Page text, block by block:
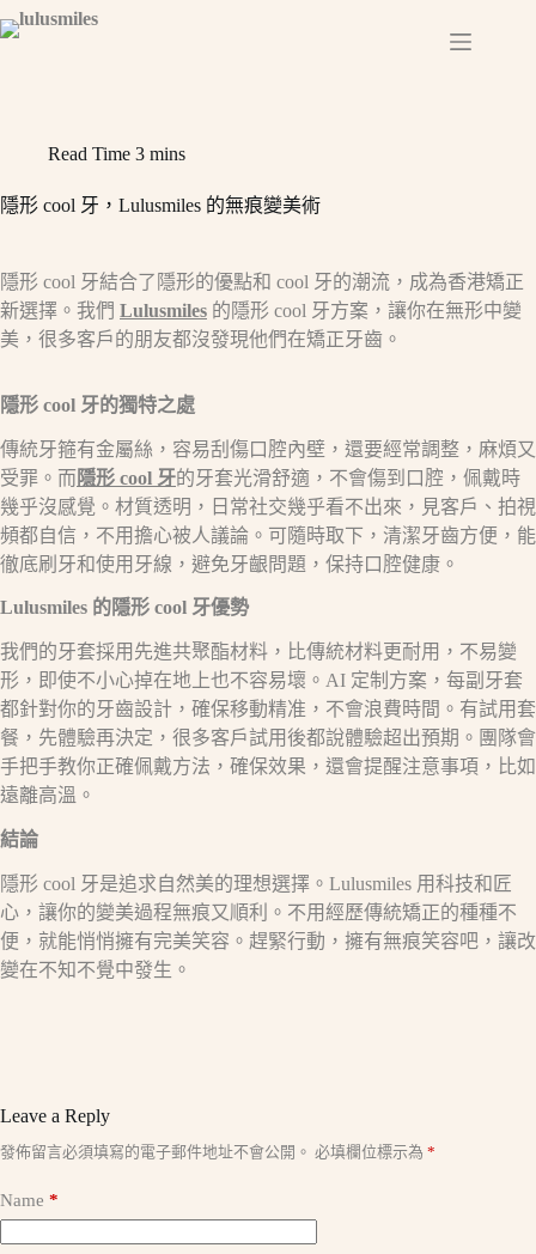
Skip
to
Read Time 3 mins
隱形 cool 牙，Lulusmiles 的無痕變美術​
隱形 cool 牙結合了隱形的優點和 cool 牙的潮流，成為香港矯正
新選擇。我們 Lulusmiles 的隱形 cool 牙方案，讓你在無形中變
美，很多客戶的朋友都沒發現他們在矯正牙齒。​
隱形 cool 牙的獨特之處​
傳統牙箍有金屬絲，容易刮傷口腔內壁，還要經常調整，麻煩又
受罪。而 隱形 cool 牙的牙套光滑舒適，不會傷到口腔，佩戴時
幾乎沒感覺。材質透明，日常社交幾乎看不出來，見客戶、拍視
頻都自信，不用擔心被人議論。可隨時取下，清潔牙齒方便，能
徹底刷牙和使用牙線，避免牙齦問題，保持口腔健康。​
Lulusmiles 的隱形 cool 牙優勢​
我們的牙套採用先進共聚酯材料，比傳統材料更耐用，不易變
形，即使不小心掉在地上也不容易壞。AI 定制方案，每副牙套
都針對你的牙齒設計，確保移動精准，不會浪費時間。有試用套
餐，先體驗再決定，很多客戶試用後都說體驗超出預期。團隊會
手把手教你正確佩戴方法，確保效果，還會提醒注意事項，比如
遠離高溫。​
結論​
隱形 cool 牙是追求自然美的理想選擇。Lulusmiles 用科技和匠
心，讓你的變美過程無痕又順利。不用經歷傳統矯正的種種不
便，就能悄悄擁有完美笑容。趕緊行動，擁有無痕笑容吧，讓改
變在不知不覺中發生。
Leave a Reply
發佈留言必須填寫的電子郵件地址不會公開。 必填欄位標示為 *
Name *
A
t